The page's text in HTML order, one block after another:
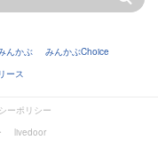
んかぶ
みんかぶChoice
ース
ーポリシー
livedoor